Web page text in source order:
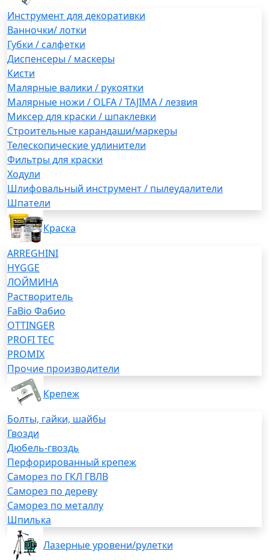
Инструмент для декоративки
Ванночки/ лотки
Губки / салфетки
Диспенсеры / маскеры
Кисти
Малярные валики / рукоятки
Малярные ножи / OLFA / TAJIMA / лезвия
Миксер для краски / шпаклевки
Строительные карандаши/маркеры
Телескопические удлинители
Фильтры для краски
Ходули
Шлифовальный инструмент / пылеудалители
Шпатели
Краска
ARREGHINI
HYGGE
ЛОЙМИНА
Растворитель
FaBio Фабио
OTTINGER
PROFI TEC
PROMIX
Прочие производители
Крепеж
Болты, гайки, шайбы
Гвозди
Дюбель-гвоздь
Перфорированный крепеж
Саморез по ГКЛ ГВЛВ
Саморез по дереву
Саморез по металлу
Шпилька
Лазерные уровени/рулетки